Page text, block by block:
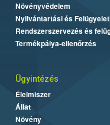
Növényvédelem
Nyilvántartási és
Rendszerszervezés és
Termékpálya-ellenőrzés
Ügyintézés
Élelmiszer
Állat
Növény